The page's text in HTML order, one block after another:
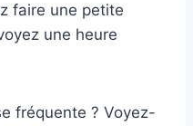
faire une petite
une heure
fréquente ? Voyez-